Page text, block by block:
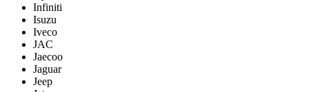
Infiniti
Isuzu
Iveco
JAC
Jaecoo
Jaguar
Jeep